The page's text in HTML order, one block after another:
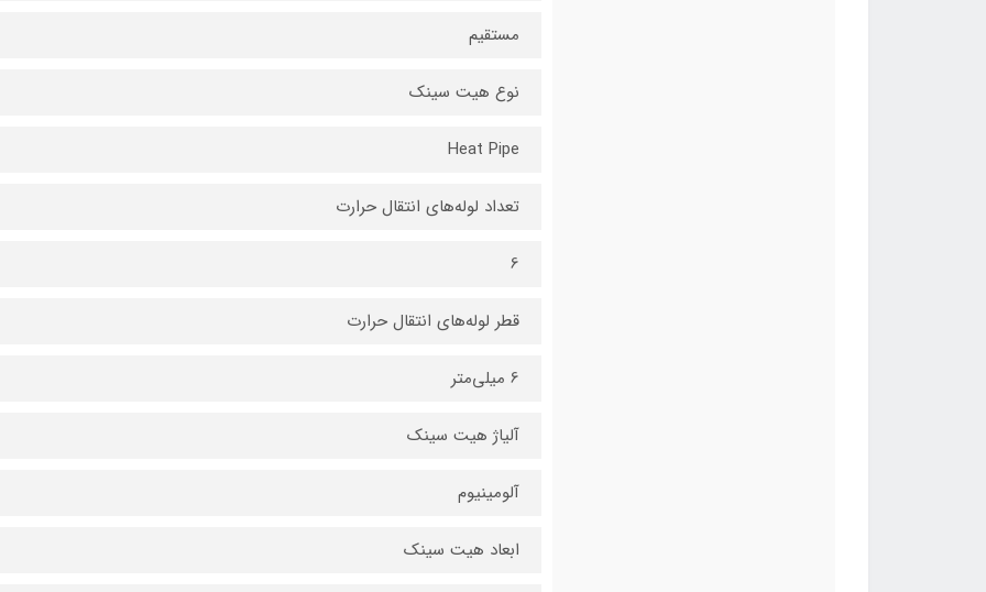
مستقیم
نوع هیت سینک
Heat Pipe
تعداد لوله‌های انتقال حرارت
6
قطر لوله‌های انتقال حرارت
6 میلی‌متر
آلیاژ هیت سینک
آلومینیوم
ابعاد هیت سینک